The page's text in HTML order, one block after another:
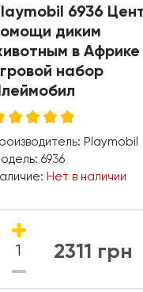
6936
диким
в
набор
Playmobil
6936
Нет в наличии
2311 грн